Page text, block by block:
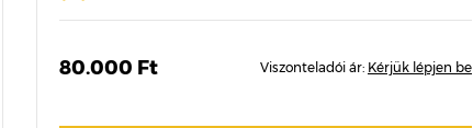
80.000 Ft Viszonteladói ár: Kérjük lépjen be